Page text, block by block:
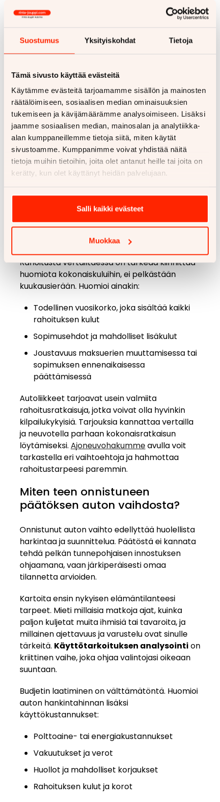
Suostumus Yksityiskohdat Tietoja
Tämä sivusto käyttää evästeitä
Käytämme evästeitä tarjoamamme sisällön ja mainosten
räätälöimiseen, sosiaalisen median ominaisuuksien
tukemiseen ja kävijämäärämme analysoimiseen. Lisäksi
jaamme sosiaalisen median, mainosalan ja analytiikka-
alan kumppaneillemme tietoja siitä, miten käytät
sivustoamme. Kumppanimme voivat yhdistää näitä
tietoja muihin tietoihin, joita olet antanut heille tai joita on
kerätty, kun olet käyttänyt heidän palvelujaan.
Salli kaikki evästeet
Muokkaa
viime vuosina. Siinä asiakas maksaa auton
käytöstä kuukausimaksua, mutta ei omista
tyypillisesti 2-4 vuotta, ja sopimuksen
päättyessä auto palautetaan. Leasing voi olla
järkevä vaihtoehto, kun:
Haluat vaihtaa autoa säännöllisesti uuteen
Arvostat kiinteitä kuukausikustannuksia ja
budjetoinnin helppoutta
Et halua sitoa pääomaa autoon tai
huolehtia jälleenmyyntiarvosta
Vaihtoauton hyödyntäminen on tärkeä osa
hyvityshinta vaikuttaa merkittävästi uuden
auton rahoitustarpeeseen. Hyväkuntoinen ja
käsirahana tai pienentää rahoitustarvetta
Rahoitusta vertailtaessa on tärkeää kiinnittää
huomiota kokonaiskuluihin, ei pelkästään
kuukausierään. Huomioi ainakin:
Todellinen vuosikorko, joka sisältää kaikki
rahoituksen kulut
Sopimusehdot ja mahdolliset lisäkulut
Joustavuus maksuerien muuttamisessa tai
sopimuksen ennenaikaisessa
päättämisessä
Autoliikkeet tarjoavat usein valmiita
rahoitusratkaisuja, jotka voivat olla hyvinkin
kilpailukykyisiä. Tarjouksia kannattaa vertailla
ja neuvotella parhaan kokonaisratkaisun
löytämiseksi. Ajoneuvohakummeavulla voit
tarkastella eri vaihtoehtoja ja hahmottaa
rahoitustarpeesi paremmin.
Miten teen onnistuneen
päätöksen auton vaihdosta?
Onnistunut auton vaihto edellyttää huolellista
harkintaa ja suunnittelua. Päätöstä ei kannata
tehdä pelkän tunnepohjaisen innostuksen
ohjaamana, vaan järkiperäisesti omaa
tilannetta arvioiden.
Kartoita ensin nykyisen elämäntilanteesi
tarpeet. Mieti millaisia matkoja ajat, kuinka
paljon kuljetat muita ihmisiä tai tavaroita, ja
millainen ajettavuus ja varustelu ovat sinulle
tärkeitä. Käyttötarkoituksen analysointi on
kriittinen vaihe, joka ohjaa valintojasi oikeaan
suuntaan.
Budjetin laatiminen on välttämätöntä. Huomioi
auton hankintahinnan lisäksi
käyttökustannukset:
Polttoaine- tai energiakustannukset
Vakuutukset ja verot
Huollot ja mahdolliset korjaukset
Rahoituksen kulut ja korot